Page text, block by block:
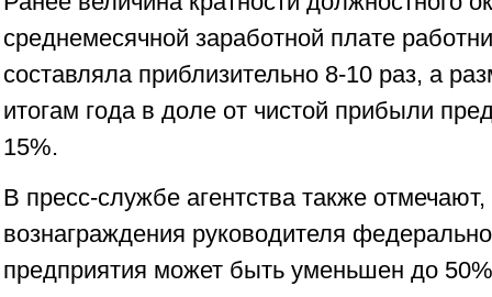
среднемесячной заработной плате
составляла приблизительно 8-10 раз, а
итогам года в доле от чистой прибыли
15%.
В пресс-службе агентства также
вознаграждения руководителя
предприятия может быть уменьшен до